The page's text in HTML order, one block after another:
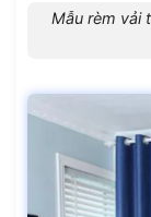
Mẫu rèm vải